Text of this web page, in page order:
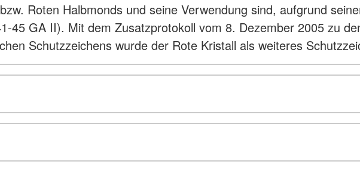
Roten Halbmonds und seine Verwendung sind, aufgrund
45 GA II). Mit dem Zusatzprotokoll vom 8. Dezember 2005 zu
Schutzzeichens wurde der Rote Kristall als weiteres